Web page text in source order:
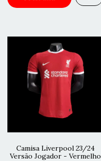
Camisa Liverpool 23/24
Versão Jogador - Vermelho